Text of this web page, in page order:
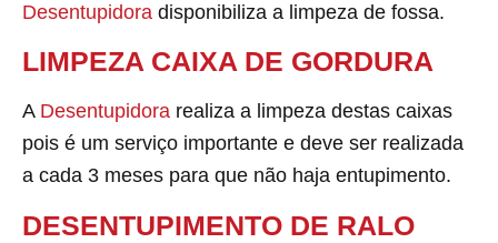
Desentupidora disponibiliza a limpeza de fossa.
LIMPEZA CAIXA DE GORDURA
A Desentupidora realiza a limpeza destas caixas
pois é um serviço importante e deve ser realizada
a cada 3 meses para que não haja entupimento.
DESENTUPIMENTO DE RALO